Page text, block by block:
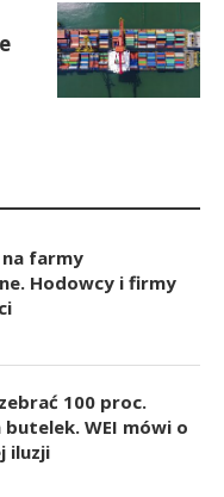
na farmy
Hodowcy i firmy
100 proc.
WEI mówi o
iluzji